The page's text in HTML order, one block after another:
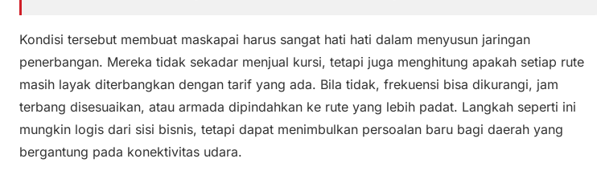
Kondisi tersebut membuat maskapai harus sangat hati hati dalam menyusun jaringan
penerbangan. Mereka tidak sekadar menjual kursi, tetapi juga menghitung apakah setiap rute
masih layak diterbangkan dengan tarif yang ada. Bila tidak, frekuensi bisa dikurangi, jam
terbang disesuaikan, atau armada dipindahkan ke rute yang lebih padat. Langkah seperti ini
mungkin logis dari sisi bisnis, tetapi dapat menimbulkan persoalan baru bagi daerah yang
bergantung pada konektivitas udara.